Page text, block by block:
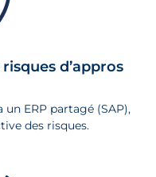
d’appros
ERP partagé (SAP),
des risques.